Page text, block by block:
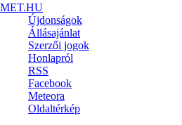
MET.HU
Újdonságok
Állásajánlat
Szerzői jogok
Honlapról
RSS
Facebook
Meteora
Oldaltérkép